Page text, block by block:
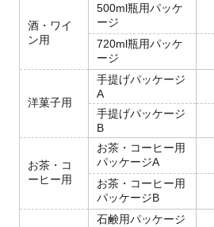
酒・ワイ
ン用
500ml瓶用パッケ
ージ
720ml瓶用パッケ
ージ
洋菓子用
手提げパッケージ
A
手提げパッケージ
B
お茶・コ
ーヒー用
お茶・コーヒー用
パッケージA
お茶・コーヒー用
パッケージB
石鹸用パッケージ